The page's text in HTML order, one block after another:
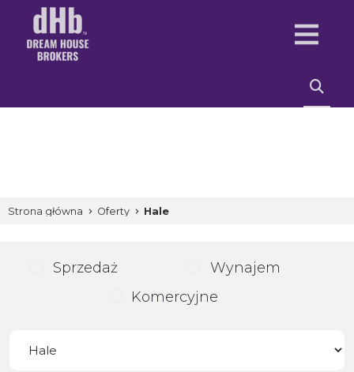
Strona główna Oferty Hale
Sprzedaż
Wynajem
Komercyjne